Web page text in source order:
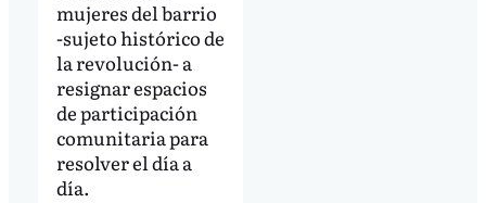
mujeres del barrio
-sujeto histórico de
la revolución- a
resignar espacios
de participación
comunitaria para
resolver el día a
día.